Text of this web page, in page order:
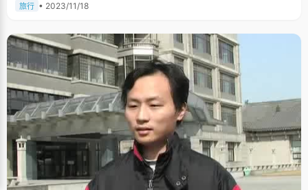
旅行 • 2023/11/18